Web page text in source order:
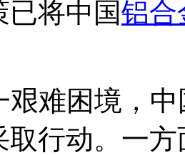
已将中国铝合
难困境，中
取行动。一